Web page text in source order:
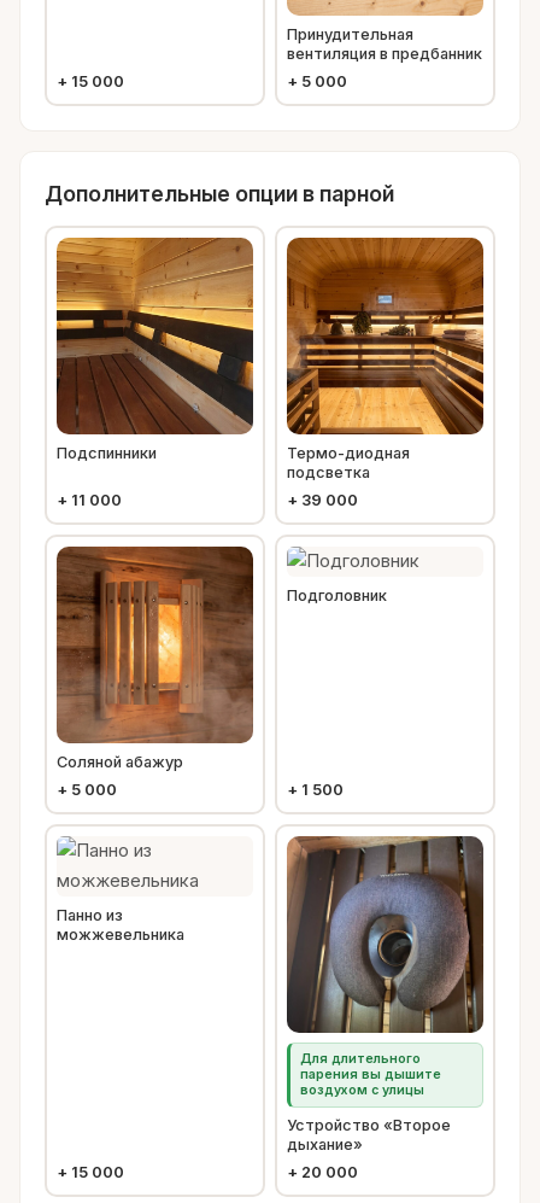
+ 15 000
Принудительная
вентиляция в предбанник
+ 5 000
Дополнительные опции в парной
Подспинники
+ 11 000
Термо-диодная
подсветка
+ 39 000
Соляной абажур
+ 5 000
Подголовник
+ 1 500
Панно из
можжевельника
+ 15 000
Для длительного
парения вы дышите
воздухом с улицы
Устройство «Второе
дыхание»
+ 20 000